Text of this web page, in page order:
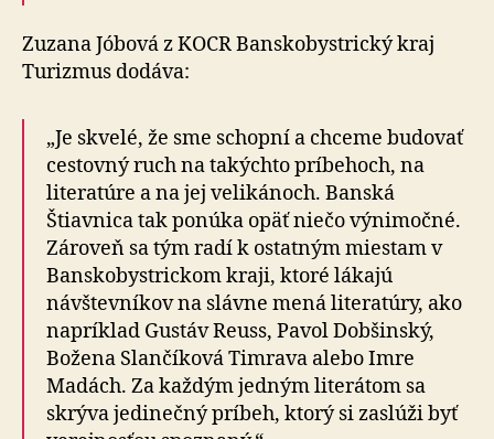
Zuzana Jóbová z KOCR Banskobystrický kraj
Turizmus dodáva:
„Je skvelé, že sme schopní a chceme budovať
cestovný ruch na takýchto príbehoch, na
literatúre a na jej velikánoch. Banská
Štiavnica tak ponúka opäť niečo výnimočné.
Zároveň sa tým radí k ostatným miestam v
Banskobystrickom kraji, ktoré lákajú
návštevníkov na slávne mená literatúry, ako
napríklad Gustáv Reuss, Pavol Dobšinský,
Božena Slančíková Timrava alebo Imre
Madách. Za každým jedným literátom sa
skrýva jedinečný príbeh, ktorý si zaslúži byť